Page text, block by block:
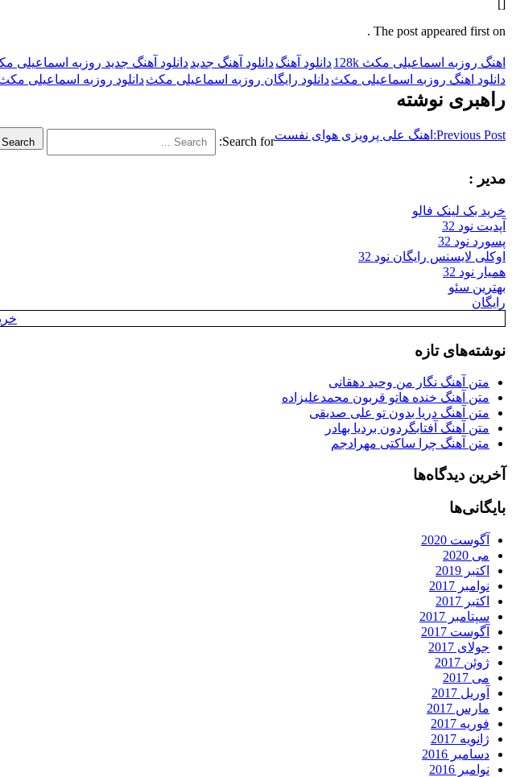
The post appeared first on .
اهنگ روزبه اسماعیلی مکث 128k دانلود آهنگدانلود آهنگ جدیددانلود آهنگ جدید روزبه اسماعیلی
دانلود اهنگ روزبه اسماعیلی مکثدانلود رایگان روزبه اسماعیلی مکثدانلود روزبه اسماعیلی
راهبری نوشته
Previous Post: اهنگ علی پرویزی هوای نفستSearch for:
Search
مدیر :
خرید بک لینک فالو
آپدیت نود 32
پسورد نود 32
اوکلی لایسنس رایگان نود 32
همیار نود 32
بهترین سئو
رایگان
نوشته‌های تازه
متن آهنگ نگار من وحید دهقانی
متن آهنگ خنده هاتو قربون محمدعلیزاده
متن آهنگ دریا بدون تو علی صدیقی
متن آهنگ آفتابگردون بردیا بهادر
متن آهنگ چرا ساکتی مهرادجم
آخرین دیدگاه‌ها
بایگانی‌ها
آگوست 2020
می 2020
اکتبر 2019
نوامبر 2017
اکتبر 2017
سپتامبر 2017
آگوست 2017
جولای 2017
ژوئن 2017
می 2017
آوریل 2017
مارس 2017
فوریه 2017
ژانویه 2017
دسامبر 2016
نوامبر 2016